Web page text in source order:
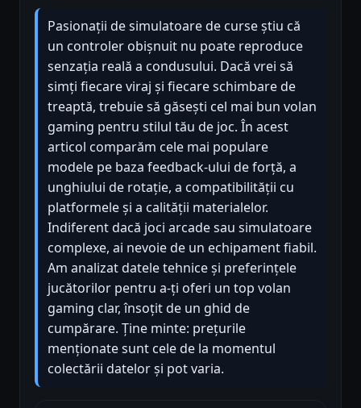
Pasionații de simulatoare de curse știu că
un controler obișnuit nu poate reproduce
senzația reală a condusului. Dacă vrei să
simți fiecare viraj și fiecare schimbare de
treaptă, trebuie să găsești cel mai bun volan
gaming pentru stilul tău de joc. În acest
articol comparăm cele mai populare
modele pe baza feedback-ului de forță, a
unghiului de rotație, a compatibilității cu
platformele și a calității materialelor.
Indiferent dacă joci arcade sau simulatoare
complexe, ai nevoie de un echipament fiabil.
Am analizat datele tehnice și preferințele
jucătorilor pentru a-ți oferi un top volan
gaming clar, însoțit de un ghid de
cumpărare. Ține minte: prețurile
menționate sunt cele de la momentul
colectării datelor și pot varia.